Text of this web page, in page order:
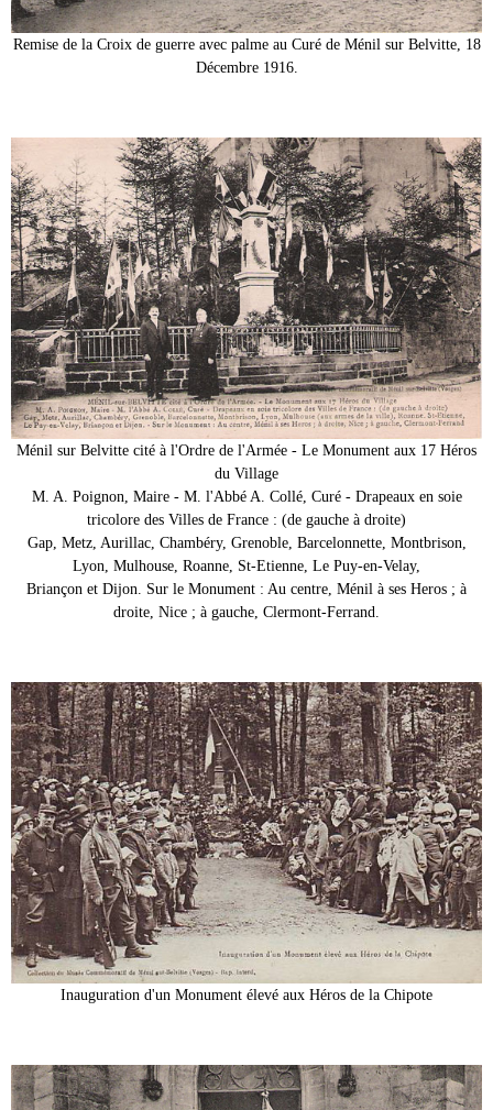
Remise de la Croix de guerre avec palme au Curé de Ménil sur Belvitte, 18
Décembre 1916.
Ménil sur Belvitte cité à l'Ordre de l'Armée - Le Monument aux 17 Héros
du Village
M. A. Poignon, Maire - M. l'Abbé A. Collé, Curé - Drapeaux en soie
tricolore des Villes de France : (de gauche à droite)
Gap, Metz, Aurillac, Chambéry, Grenoble, Barcelonnette, Montbrison,
Lyon, Mulhouse, Roanne, St-Etienne, Le Puy-en-Velay,
Briançon et Dijon. Sur le Monument : Au centre, Ménil à ses Heros ; à
droite, Nice ; à gauche, Clermont-Ferrand.
Inauguration d'un Monument élevé aux Héros de la Chipote